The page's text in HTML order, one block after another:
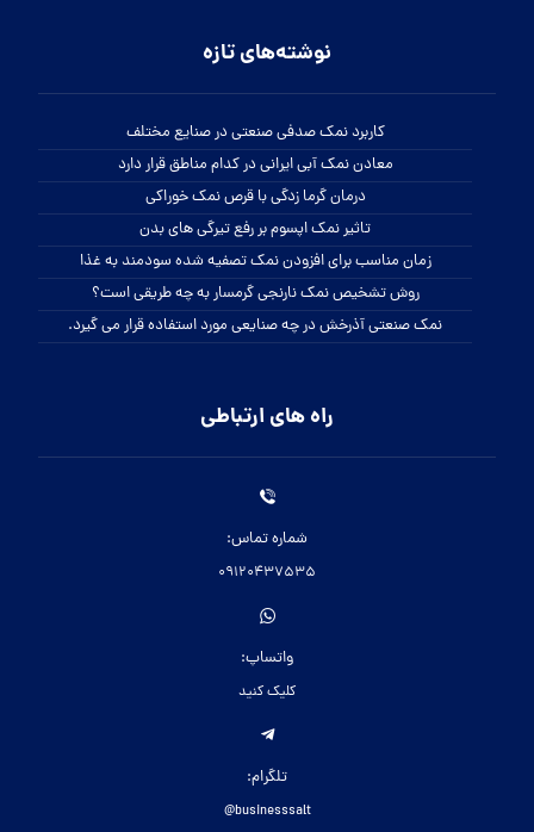
نوشته‌های تازه
کاربرد نمک صدفی صنعتی در صنایع مختلف
معادن نمک آبی ایرانی در کدام مناطق قرار دارد
درمان گرما زدگی با قرص نمک خوراکی
تاثیر نمک اپسوم بر رفع تیرگی های بدن
زمان مناسب برای افزودن نمک تصفیه شده سودمند به غذا
روش تشخیص نمک نارنجی گرمسار به چه طریقی است؟
نمک صنعتی آذرخش در چه صنایعی مورد استفاده قرار می گیرد.
راه های ارتباطی
شماره تماس:
09120437535
واتساپ:
کلیک کنید
تلگرام:
businesssalt@